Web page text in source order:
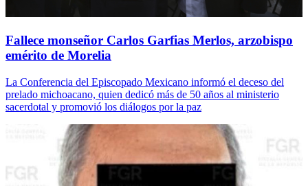
Fallece monseñor Carlos Garfias Merlos, arzobispo
emérito de Morelia
La Conferencia del Episcopado Mexicano informó el deceso del
prelado michoacano, quien dedicó más de 50 años al ministerio
sacerdotal y promovió los diálogos por la paz